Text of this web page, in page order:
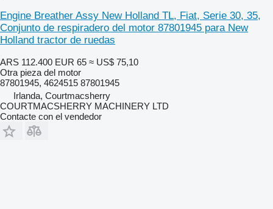
Engine Breather Assy New Holland TL, Fiat, Serie 30, 35,
Conjunto de respiradero del motor 87801945 para New
Holland tractor de ruedas
ARS 112.400 EUR 65 ≈ US$ 75,10
Otra pieza del motor
87801945, 4624515 87801945
Irlanda, Courtmacsherry
COURTMACSHERRY MACHINERY LTD
Contacte con el vendedor